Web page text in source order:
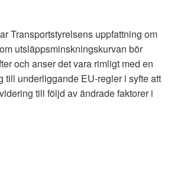
Transportstyrelsens uppfattning om
utsläppsminskningskurvan bör
och anser det vara rimligt med en
till underliggande EU-regler i syfte att
till följd av ändrade faktorer i